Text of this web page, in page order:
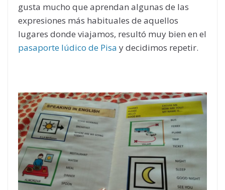
gusta mucho que aprendan algunas de las
expresiones más habituales de aquellos
lugares donde viajamos, resultó muy bien en el
pasaporte lúdico de Pisa y decidimos repetir.